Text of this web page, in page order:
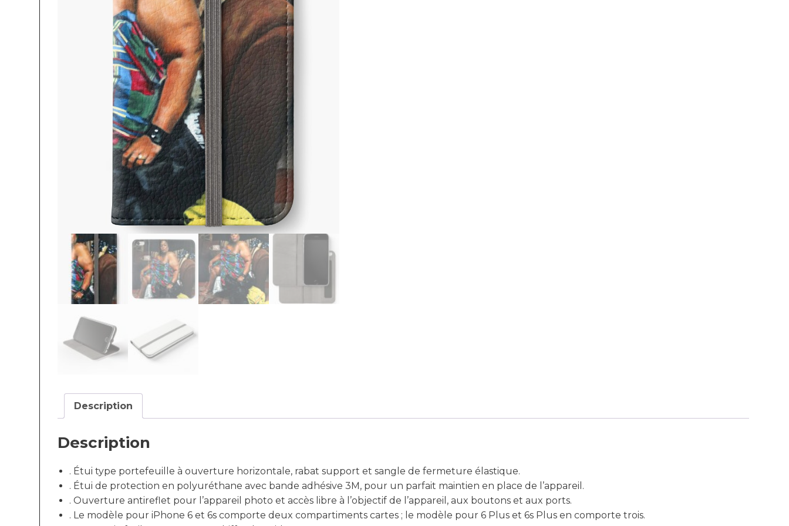
Description
Description
. Étui type portefeuille à ouverture horizontale, rabat support et sangle de fermeture élastique.
. Étui de protection en polyuréthane avec bande adhésive 3M, pour un parfait maintien en place de l’appareil.
. Ouverture antireflet pour l’appareil photo et accès libre à l’objectif de l’appareil, aux boutons et aux ports.
. Le modèle pour iPhone 6 et 6s comporte deux compartiments cartes ; le modèle pour 6 Plus et 6s Plus en comporte trois.